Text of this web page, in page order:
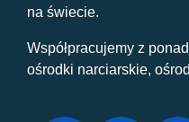
na świecie.
Współpracujemy z
ośrodki narciarskie,